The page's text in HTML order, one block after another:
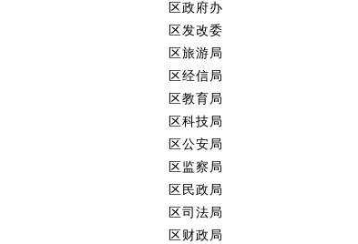
区政府办
区发改委
区旅游局
区经信局
区教育局
区科技局
区公安局
区监察局
区民政局
区司法局
区财政局